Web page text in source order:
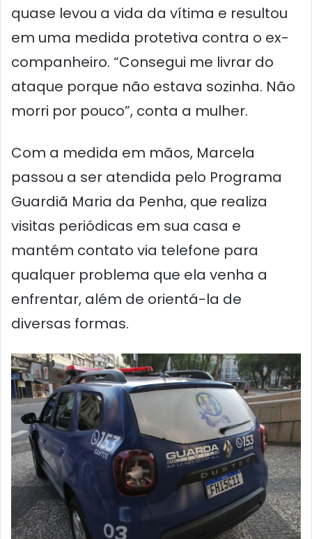
quase levou a vida da vítima e resultou
em uma medida protetiva contra o ex-
companheiro. “Consegui me livrar do
ataque porque não estava sozinha. Não
morri por pouco”, conta a mulher.
Com a medida em mãos, Marcela
passou a ser atendida pelo Programa
Guardiã Maria da Penha, que realiza
visitas periódicas em sua casa e
mantém contato via telefone para
qualquer problema que ela venha a
enfrentar, além de orientá-la de
diversas formas.